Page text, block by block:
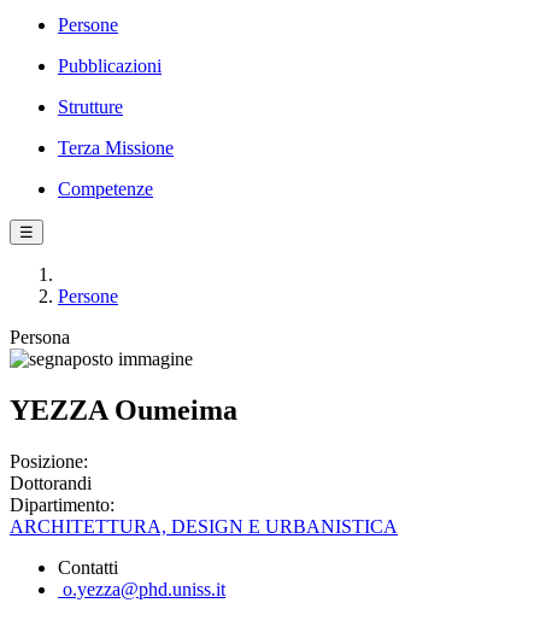
Persone
Pubblicazioni
Strutture
Terza Missione
Competenze
☰
Persone
Persona
YEZZA Oumeima
Posizione:
Dottorandi
Dipartimento:
ARCHITETTURA, DESIGN E URBANISTICA
Contatti
o.yezza@phd.uniss.it